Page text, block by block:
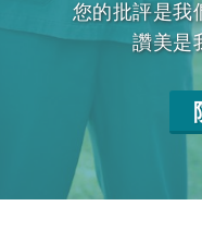
您的批評是我
讚美是